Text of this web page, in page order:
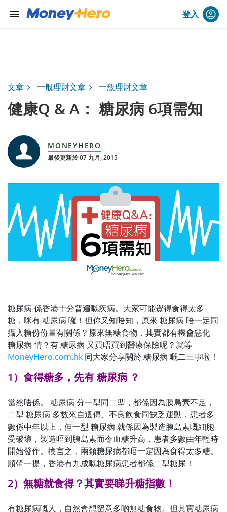
menu 登入
文章 一般理財文章 一般理財文章
健康Q & A： 糖尿病 6項需知
MONEYHERO
最後更新於 07 九月, 2015
糖尿病 係香港十分普遍嘅疾病。大家可能覺得食得太多
糖，咪有 糖尿病 囉！但你又知唔知，原來 糖尿病 唔一定同
攝入糖份份量有關係？原來無糖食物，其實都有機會惡化
糖尿病 情？有 糖尿病 又買唔買到醫療保險呢？就等
MoneyHero.com.hk 同大家分享關於 糖尿病 嘅二三事啦！
1）食得糖多，先有 糖尿病 ？
當然唔係。 糖尿病 分一型同二型，都係因為胰島素不足，
二型 糖尿病 多數來自遺傳、不良飲食同缺乏運動，患者多
數係中年以上，但一型 糖尿病 就係因為製造胰島素嘅細胞
受破壞，製造唔到胰島素而令血糖升高，患者多數由年輕時
開始發作。換言之，兩類糖尿病都唔一定因為食得太多糖。
順帶一提，香港有九成嘅糖尿病患者都係二型糖尿！
2）無糖就食得？其實要睇升糖指數！
有糖尿病嘅人，自然會想留意多啲無糖食物。但其實糖尿病